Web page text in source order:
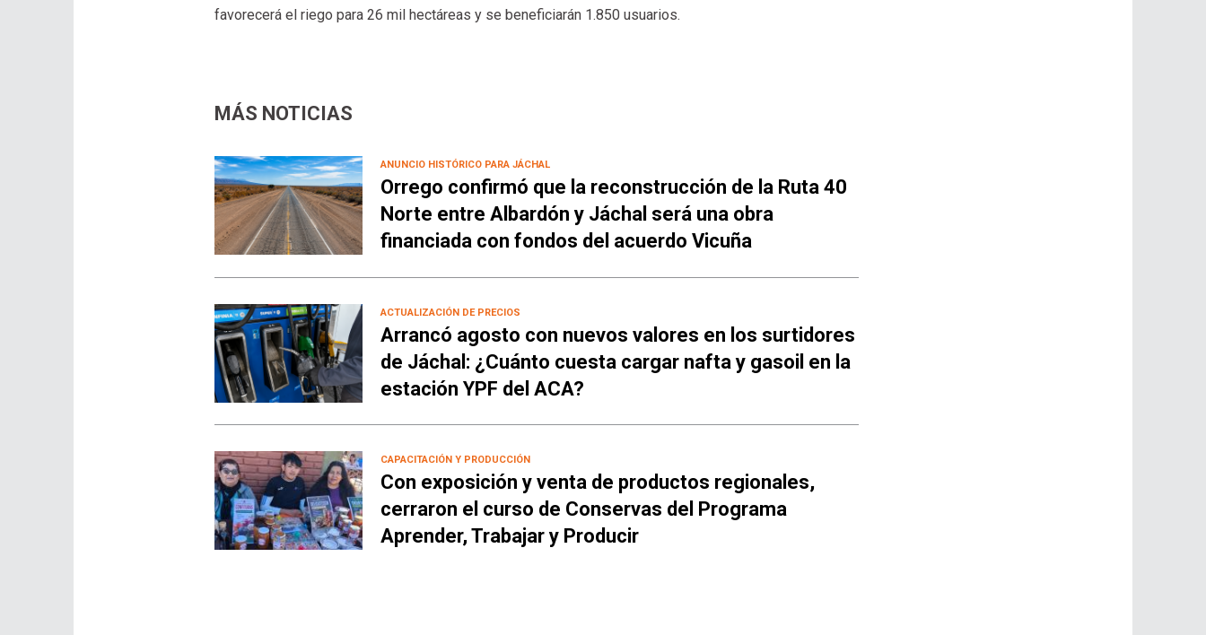
favorecerá el riego para 26 mil hectáreas y se beneficiarán 1.850 usuarios.
MÁS NOTICIAS
ANUNCIO HISTÓRICO PARA JÁCHAL
Orrego confirmó que la reconstrucción de la Ruta 40
Norte entre Albardón y Jáchal será una obra
financiada con fondos del acuerdo Vicuña
ACTUALIZACIÓN DE PRECIOS
Arrancó agosto con nuevos valores en los surtidores
de Jáchal: ¿Cuánto cuesta cargar nafta y gasoil en la
estación YPF del ACA?
CAPACITACIÓN Y PRODUCCIÓN
Con exposición y venta de productos regionales,
cerraron el curso de Conservas del Programa
Aprender, Trabajar y Producir